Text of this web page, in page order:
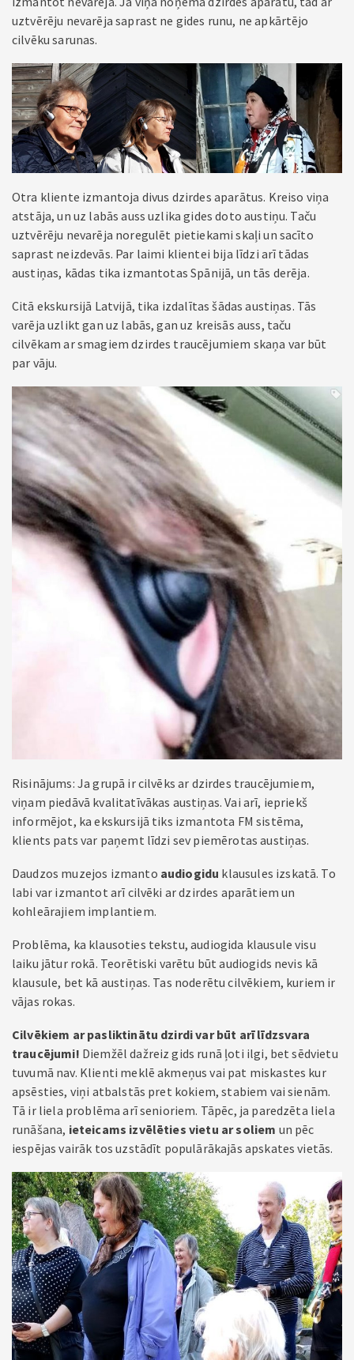
uztvērēju nevarēja saprast ne gides runu, ne apkārtējo
cilvēku sarunas.
Otra kliente izmantoja divus dzirdes aparātus. Kreiso viņa
atstāja, un uz labās auss uzlika gides doto austiņu. Taču
uztvērēju nevarēja noregulēt pietiekami skaļi un sacīto
saprast neizdevās. Par laimi klientei bija līdzi arī tādas
austiņas, kādas tika izmantotas Spānijā, un tās derēja.
Citā ekskursijā Latvijā, tika izdalītas šādas austiņas. Tās
varēja uzlikt gan uz labās, gan uz kreisās auss, taču
cilvēkam ar smagiem dzirdes traucējumiem skaņa var būt
par vāju.
Risinājums: Ja grupā ir cilvēks ar dzirdes traucējumiem,
viņam piedāvā kvalitatīvākas austiņas. Vai arī, iepriekš
informējot, ka ekskursijā tiks izmantota FM sistēma,
klients pats var paņemt līdzi sev piemērotas austiņas.
Daudzos muzejos izmanto audiogidu klausules izskatā. To
labi var izmantot arī cilvēki ar dzirdes aparātiem un
kohleārajiem implantiem.
Problēma, ka klausoties tekstu, audiogida klausule visu
laiku jātur rokā. Teorētiski varētu būt audiogids nevis kā
klausule, bet kā austiņas. Tas noderētu cilvēkiem, kuriem ir
vājas rokas.
Cilvēkiem ar pasliktinātu dzirdi var būt arī līdzsvara
traucējumi! Diemžēl dažreiz gids runā ļoti ilgi, bet sēdvietu
tuvumā nav. Klienti meklē akmeņus vai pat miskastes kur
apsēsties, viņi atbalstās pret kokiem, stabiem vai sienām.
Tā ir liela problēma arī senioriem. Tāpēc, ja paredzēta liela
runāšana, ieteicams izvēlēties vietu ar soliem un pēc
iespējas vairāk tos uzstādīt populārākajās apskates vietās.